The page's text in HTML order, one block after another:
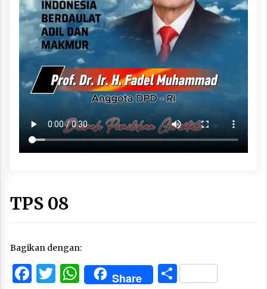
TPS 08
Bagikan dengan:
Facebook
Twitter
WhatsApp
Share Share